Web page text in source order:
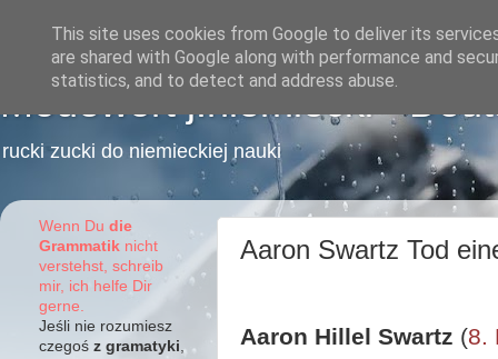
Modewort j.niemiecki -
rucki zucki do niemieckiej nauki
Aaron Swartz Tod
Aaron Hillel Swartz (8.
Wenn Du die
Grammatik nicht
verstehst, schreib
mir, ich helfe Dir
gerne.
Jeśli nie rozumiesz
czegoś z gramatyki
This site uses cookies from Google to deliver its
are shared with Google along with performance and
statistics, and to detect and address abuse.